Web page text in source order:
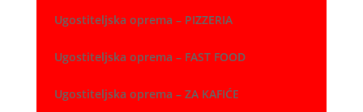
Ugostiteljska oprema – PIZZERIA
Ugostiteljska oprema – FAST FOOD
Ugostiteljska oprema – ZA KAFIĆE